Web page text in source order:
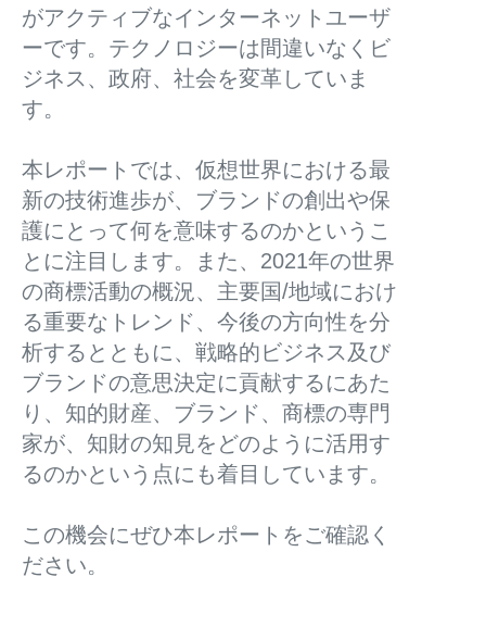
がアクティブなインターネットユーザ
ーです。テクノロジーは間違いなくビ
ジネス、政府、社会を変革していま
す。
本レポートでは、仮想世界における最
新の技術進歩が、ブランドの創出や保
護にとって何を意味するのかというこ
とに注目します。また、2021年の世界
の商標活動の概況、主要国/地域におけ
る重要なトレンド、今後の方向性を分
析するとともに、戦略的ビジネス及び
ブランドの意思決定に貢献するにあた
り、知的財産、ブランド、商標の専門
家が、知財の知見をどのように活用す
るのかという点にも着目しています。
この機会にぜひ本レポートをご確認く
ださい。